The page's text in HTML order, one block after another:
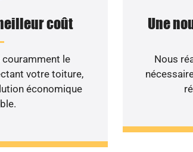
coût
le
votre toiture,
économique
Une
Nous